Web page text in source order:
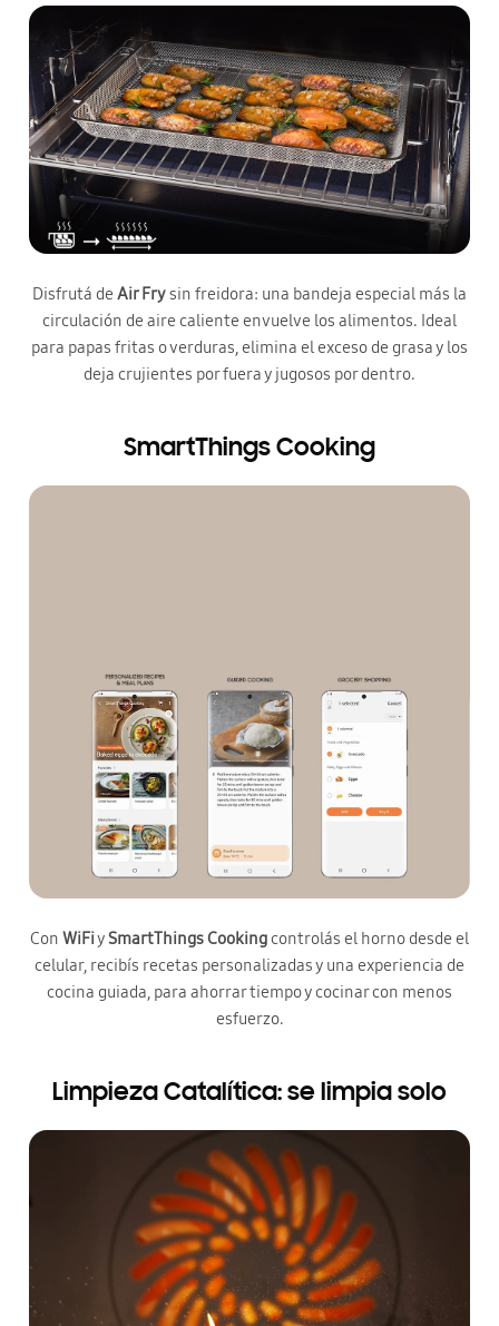
Disfrutá de Air Frysin freidora: una bandeja especial más la
circulación de aire caliente envuelve los alimentos. Ideal
para papas fritas o verduras, elimina el exceso de grasa y los
deja crujientes por fuera y jugosos por dentro.
SmartThings Cooking
Con WiFiySmartThings Cookingcontrolás el horno desde el
celular, recibís recetas personalizadas y una experiencia de
cocina guiada, para ahorrar tiempo y cocinar con menos
esfuerzo.
Limpieza Catalítica: se limpia solo